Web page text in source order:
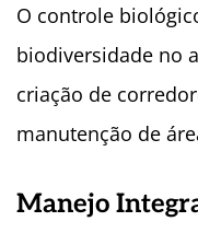
O controle
biodiversidade no
criação de
manutenção de
Manejo